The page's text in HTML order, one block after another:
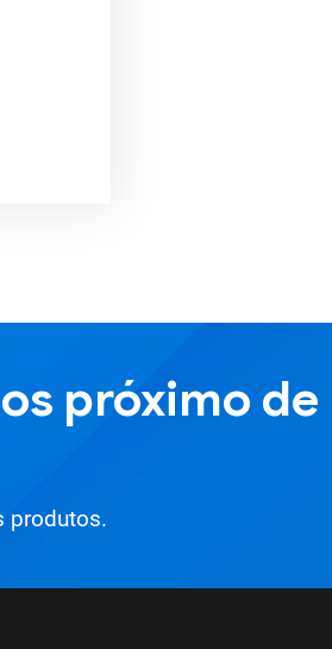
próximo de
produtos.